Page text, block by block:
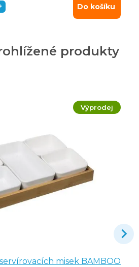
Do košíku
produkty
Výprodej
misek BAMBOO